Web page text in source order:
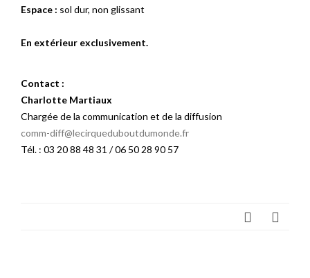
Espace : sol dur, non glissant
En extérieur exclusivement.
Contact :
Charlotte Martiaux
Chargée de la communication et de la diffusion
comm-diff@lecirqueduboutdumonde.fr
Tél. : 03 20 88 48 31 / 06 50 28 90 57